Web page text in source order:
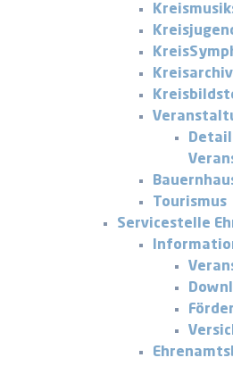
Kreisarchiv
Tourismus
Servicestelle